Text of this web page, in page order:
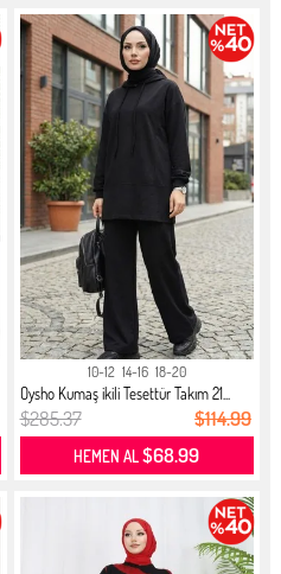
10-12 14-16 18-20
Oysho Kumaş ikili Tesettür Takım 21...
$285.37 $114.99
HEMEN AL$68.99